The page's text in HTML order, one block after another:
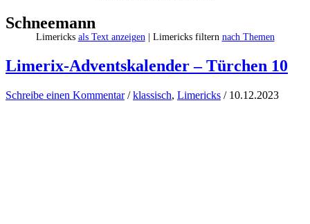
Schneemann
Limericks als Text anzeigen| Limericks filtern nach Themen
Limerix-Adventskalender – Türchen 10
Schreibe einen Kommentar /klassisch, Limericks / 10.12.2023